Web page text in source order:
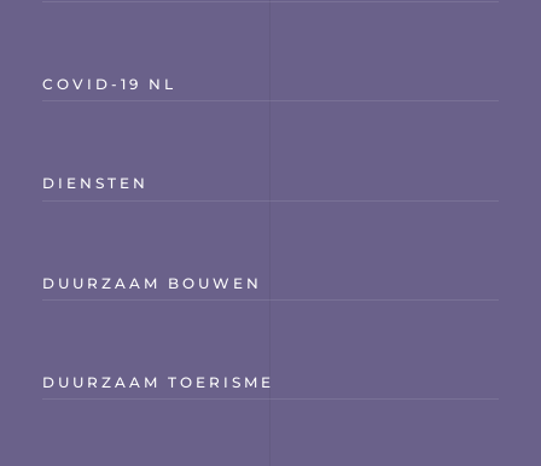
COVID-19 NL
DIENSTEN
DUURZAAM BOUWEN
DUURZAAM TOERISME